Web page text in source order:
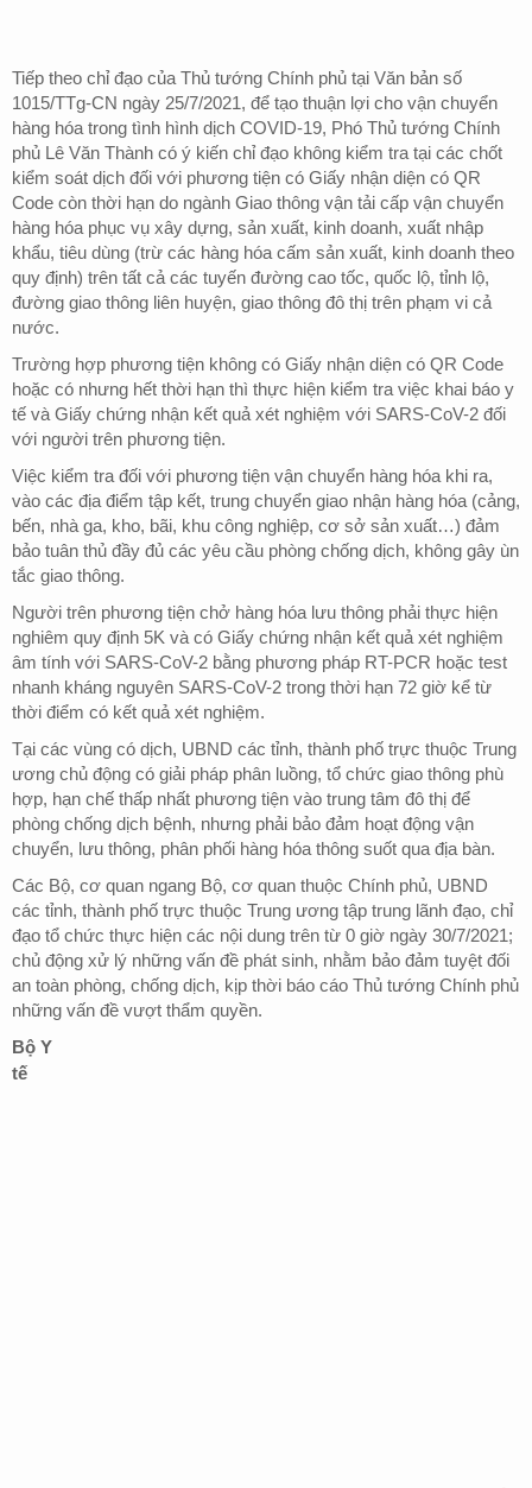
Tiếp theo chỉ đạo của Thủ tướng Chính phủ tại Văn bản số
1015/TTg-CN ngày 25/7/2021, để tạo thuận lợi cho vận chuyển
hàng hóa trong tình hình dịch COVID-19, Phó Thủ tướng Chính
phủ Lê Văn Thành có ý kiến chỉ đạo không kiểm tra tại các chốt
kiểm soát dịch đối với phương tiện có Giấy nhận diện có QR
Code còn thời hạn do ngành Giao thông vận tải cấp vận chuyển
hàng hóa phục vụ xây dựng, sản xuất, kinh doanh, xuất nhập
khẩu, tiêu dùng (trừ các hàng hóa cấm sản xuất, kinh doanh theo
quy định) trên tất cả các tuyến đường cao tốc, quốc lộ, tỉnh lộ,
đường giao thông liên huyện, giao thông đô thị trên phạm vi cả
nước.
Trường hợp phương tiện không có Giấy nhận diện có QR Code
hoặc có nhưng hết thời hạn thì thực hiện kiểm tra việc khai báo y
tế và Giấy chứng nhận kết quả xét nghiệm với SARS-CoV-2 đối
với người trên phương tiện.
Việc kiểm tra đối với phương tiện vận chuyển hàng hóa khi ra,
vào các địa điểm tập kết, trung chuyển giao nhận hàng hóa (cảng,
bến, nhà ga, kho, bãi, khu công nghiệp, cơ sở sản xuất…) đảm
bảo tuân thủ đầy đủ các yêu cầu phòng chống dịch, không gây ùn
tắc giao thông.
Người trên phương tiện chở hàng hóa lưu thông phải thực hiện
nghiêm quy định 5K và có Giấy chứng nhận kết quả xét nghiệm
âm tính với SARS-CoV-2 bằng phương pháp RT-PCR hoặc test
nhanh kháng nguyên SARS-CoV-2 trong thời hạn 72 giờ kể từ
thời điểm có kết quả xét nghiệm.
Tại các vùng có dịch, UBND các tỉnh, thành phố trực thuộc Trung
ương chủ động có giải pháp phân luồng, tổ chức giao thông phù
hợp, hạn chế thấp nhất phương tiện vào trung tâm đô thị để
phòng chống dịch bệnh, nhưng phải bảo đảm hoạt động vận
chuyển, lưu thông, phân phối hàng hóa thông suốt qua địa bàn.
Các Bộ, cơ quan ngang Bộ, cơ quan thuộc Chính phủ, UBND
các tỉnh, thành phố trực thuộc Trung ương tập trung lãnh đạo, chỉ
đạo tổ chức thực hiện các nội dung trên từ 0 giờ ngày 30/7/2021;
chủ động xử lý những vấn đề phát sinh, nhằm bảo đảm tuyệt đối
an toàn phòng, chống dịch, kịp thời báo cáo Thủ tướng Chính phủ
những vấn đề vượt thẩm quyền.
Bộ Y
tế